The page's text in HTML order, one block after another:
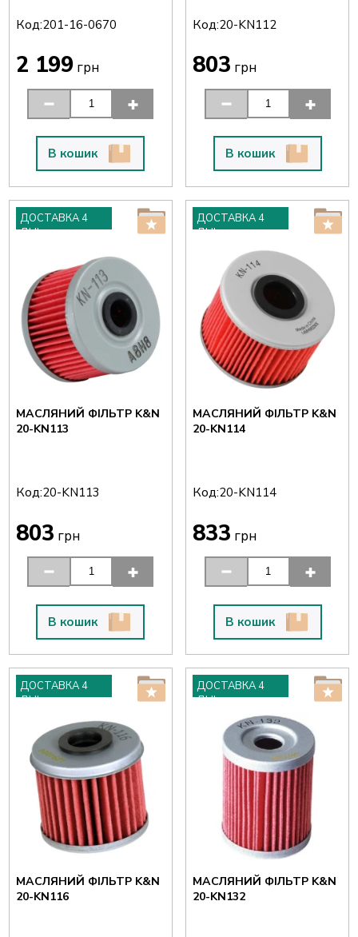
Код:201-16-0670
2 199грн
В кошик
Код:20-KN112
803 грн
В кошик
ДОСТАВКА 4
ДНІ
МАСЛЯНИЙ ФІЛЬТР K&N
20-KN113
Код:20-KN113
803 грн
В кошик
ДОСТАВКА 4
ДНІ
МАСЛЯНИЙ ФІЛЬТР K&N
20-KN114
Код:20-KN114
833 грн
В кошик
ДОСТАВКА 4
ДНІ
МАСЛЯНИЙ ФІЛЬТР K&N
20-KN116
ДОСТАВКА 4
ДНІ
МАСЛЯНИЙ ФІЛЬТР K&N
20-KN132